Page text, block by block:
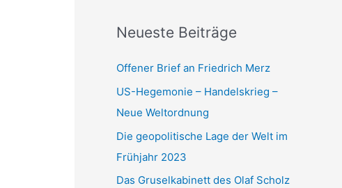
a
c
Neueste Beiträge
Offener Brief an Friedrich Merz
US-Hegemonie – Handelskrieg –
Neue Weltordnung
Die geopolitische Lage der Welt im
Frühjahr 2023
Das Gruselkabinett des Olaf Scholz